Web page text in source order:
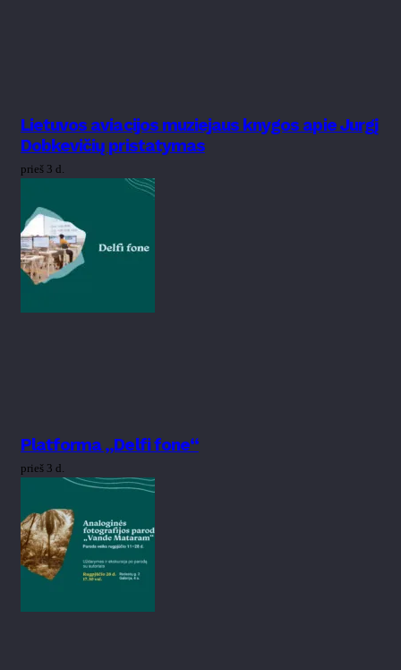
Lietuvos aviacijos muziejaus knygos apie Jurgį
Dobkevičių pristatymas
prieš 3 d.
Platforma „Delfi fone“
prieš 3 d.